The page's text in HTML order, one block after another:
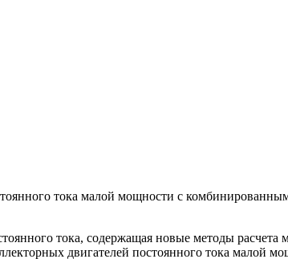
тока малой мощности с
тока, содержащая новые методы
двигателей постоянного тока